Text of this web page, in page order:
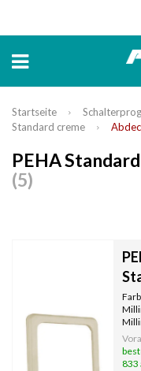
Startseite
Standard creme
PEHA
(5)
833